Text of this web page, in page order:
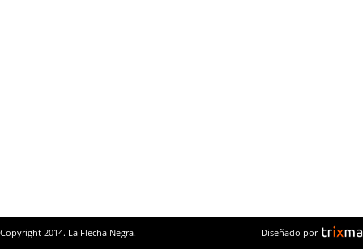
Copyright 2014. La Flecha Negra. Diseñado por